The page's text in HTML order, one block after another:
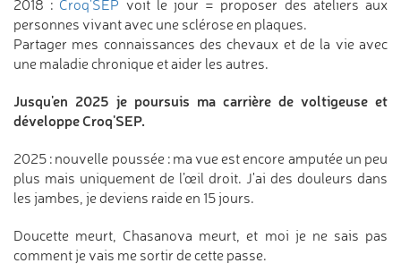
2018 : Croq'SEP voit le jour = proposer des ateliers aux
personnes vivant avec une sclérose en plaques.
Partager mes connaissances des chevaux et de la vie avec
une maladie chronique et aider les autres.
Jusqu'en 2025 je poursuis ma carrière de voltigeuse et
développe Croq'SEP.
2025 : nouvelle poussée : ma vue est encore amputée un peu
plus mais uniquement de l’œil droit. J'ai des douleurs dans
les jambes, je deviens raide en 15 jours.
Doucette meurt, Chasanova meurt, et moi je ne sais pas
comment je vais me sortir de cette passe.